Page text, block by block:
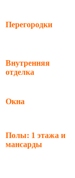
Перегородки
Внутренняя
отделка
Окна
Полы: 1 этажа и
мансарды